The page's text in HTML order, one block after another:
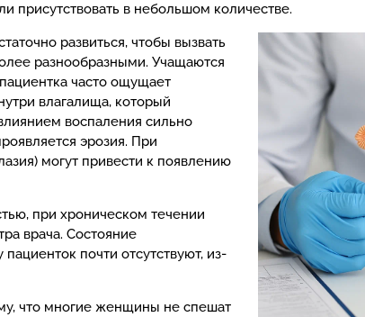
присутствовать в небольшом количестве.
развиться, чтобы вызвать
разнообразными. Учащаются
часто ощущает
влагалища, который
воспаления сильно
эрозия. При
могут привести к появлению
при хроническом течении
врача. Состояние
почти отсутствуют, из-
что многие женщины не спешат